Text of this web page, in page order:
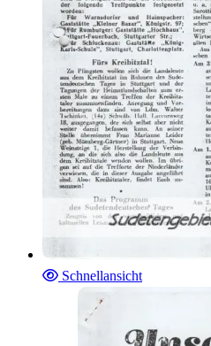
Schnellansicht